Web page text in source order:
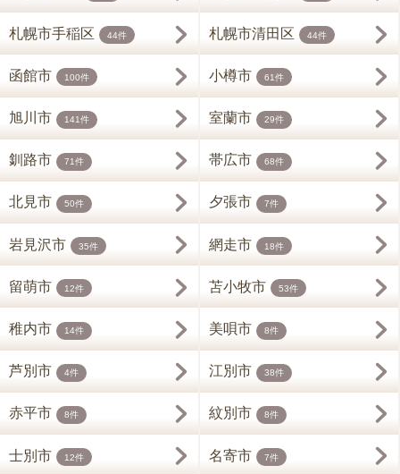
札幌市手稲区 44件 札幌市清田区 44件
函館市 100件 小樽市 61件
旭川市 141件 室蘭市 29件
釧路市 71件 帯広市 68件
北見市 50件 夕張市 7件
岩見沢市 35件 網走市 18件
留萌市 12件 苫小牧市 53件
稚内市 14件 美唄市 8件
芦別市 4件 江別市 38件
赤平市 8件 紋別市 8件
士別市 12件 名寄市 7件